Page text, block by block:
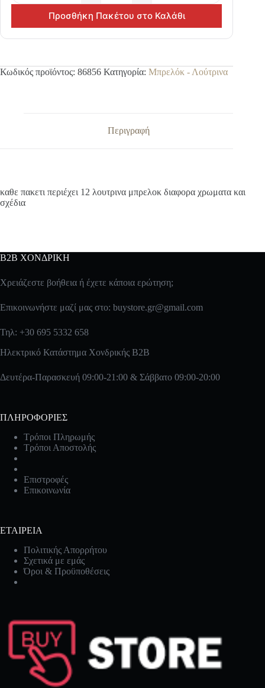
Προσθήκη Πακέτου στο Καλάθι
Κωδικός προϊόντος: 86856 Κατηγορία: Μπρελόκ - Λούτρινα
Περιγραφή
καθε πακετι περιέχει 12 λουτρινα μπρελοκ διαφορα χρωματα και
σχέδια
B2B ΧΟΝΔΡΙΚΗ
Χρειάζεστε βοήθεια ή έχετε κάποια ερώτηση;
Επικοινωνήστε μαζί μας στο: buystore.gr@gmail.com
Τηλ: +30 695 5332 658
Ηλεκτρικό Κατάστημα Χονδρικής B2B
Δευτέρα-Παρασκευή 09:00-21:00 & Σάββατο 09:00-20:00
ΠΛΗΡΟΦΟΡΙΕΣ
Τρόποι Πληρωμής
Τρόποι Αποστολής
Επιστροφές
Επικοινωνία
ΕΤΑΙΡΕΙΑ
Πολιτικής Απορρήτου
Σχετικά με εμάς
Όροι & Προϋποθέσεις